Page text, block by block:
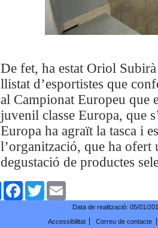
De fet, ha estat Oriol
llistat d’esportistes que
al Campionat Europeu que
juvenil classe Europa, que
Europa ha agraït la tasca i
l’organització, que ha
degustació de productes
ComparteixFacebookTwitter
Data de realització: 05/01/
Accessibilitat
Correu de contacte